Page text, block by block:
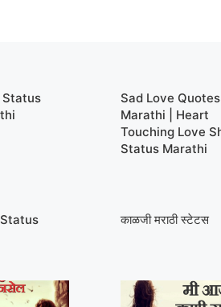
Status
Sad Love Quotes
Marathi | Heart
Touching Love
Status Marathi
काळजी मराठी स्टेटस